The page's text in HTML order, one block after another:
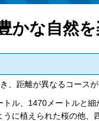
かな自然
、距離が異なるコースが
ル、1470メートルと
うに植えられた桜の他、